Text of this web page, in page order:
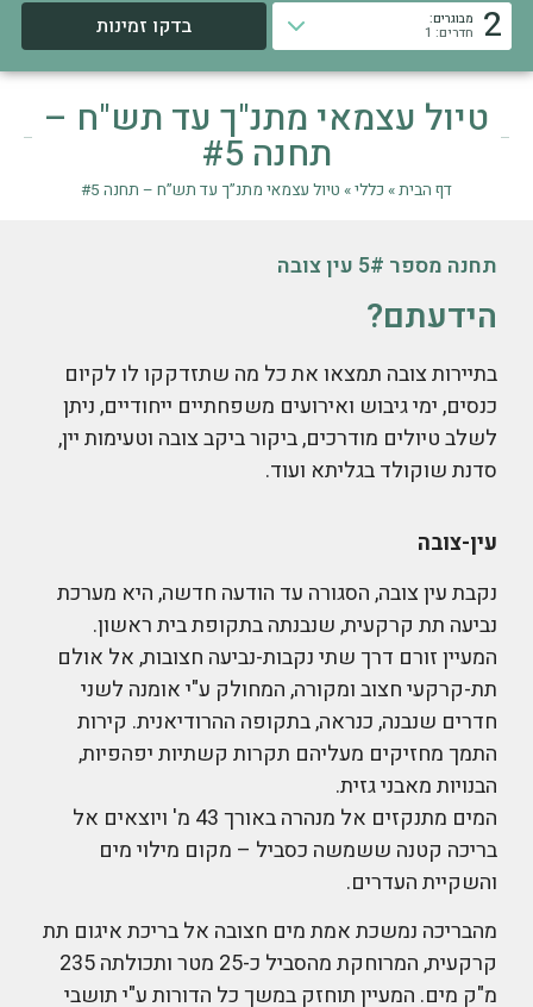
2 מבוגרים:
חדרים: 1
טיול עצמאי מתנ"ך עד תש"ח –
תחנה #5
דף הבית» כללי» טיול עצמאי מתנ”ך עד תש”ח – תחנה #5
תחנה מספר 5# עין צובה
הידעתם?
בתיירות צובה תמצאו את כל מה שתזדקקו לו לקיום
כנסים, ימי גיבוש ואירועים משפחתיים ייחודיים, ניתן
לשלב טיולים מודרכים, ביקור ביקב צובה וטעימות יין,
סדנת שוקולד בגליתא ועוד.
עין-צובה
נקבת עין צובה, הסגורה עד הודעה חדשה, היא מערכת
נביעה תת קרקעית, שנבנתה בתקופת בית ראשון.
המעיין זורם דרך שתי נקבות-נביעה חצובות, אל אולם
תת-קרקעי חצוב ומקורה, המחולק ע"י אומנה לשני
חדרים שנבנה, כנראה, בתקופה ההרודיאנית. קירות
התמך מחזיקים מעליהם תקרות קשתיות יפהפיות,
הבנויות מאבני גזית.
המים מתנקזים אל מנהרה באורך 43 מ' ויוצאים אל
בריכה קטנה ששמשה כסביל – מקום מילוי מים
והשקיית העדרים.
מהבריכה נמשכת אמת מים חצובה אל בריכת איגום תת
קרקעית, המרוחקת מהסביל כ-25 מטר ותכולתה 235
מ"ק מים. המעיין תוחזק במשך כל הדורות ע"י תושבי